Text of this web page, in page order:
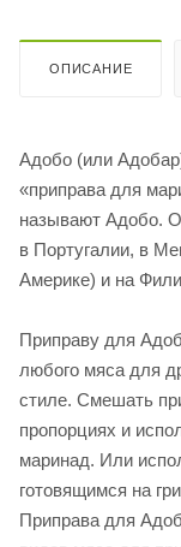
ОПИСАНИЕ
Адобо (или
«приправа для
называют Адобо.
в Португалии, в
Америке) и на
Приправу для
любого мяса для
стиле. Смешать
пропорциях и
маринад. Или
готовящимся на
Приправа для